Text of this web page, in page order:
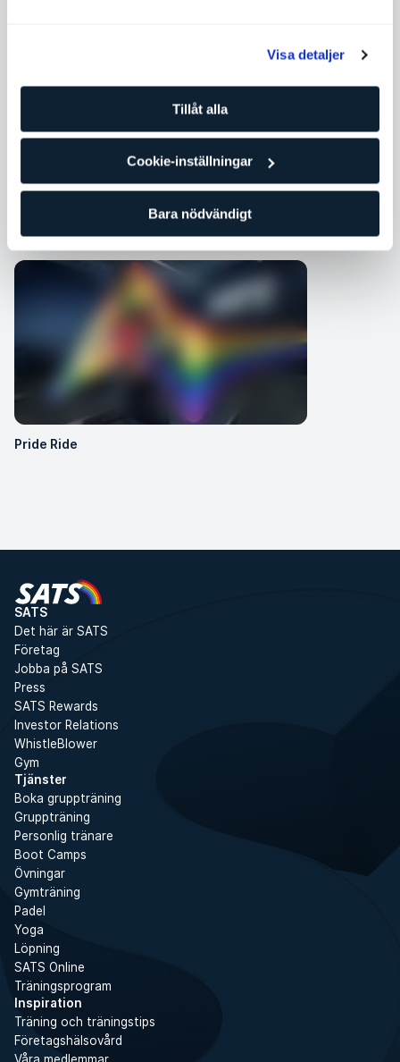
Visa detaljer
Tillåt alla
Cookie-inställningar
Bara nödvändigt
Drag & Drop Sets
Liknande gruppklasser
Pride Ride
SATS
Det här är SATS
Företag
Jobba på SATS
Press
SATS Rewards
Investor Relations
WhistleBlower
Gym
Tjänster
Boka gruppträning
Gruppträning
Personlig tränare
Boot Camps
Övningar
Gymträning
Padel
Yoga
Löpning
SATS Online
Träningsprogram
Inspiration
Träning och träningstips
Företagshälsovård